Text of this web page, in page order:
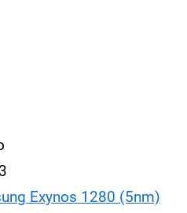
Exynos 1280 (5nm)